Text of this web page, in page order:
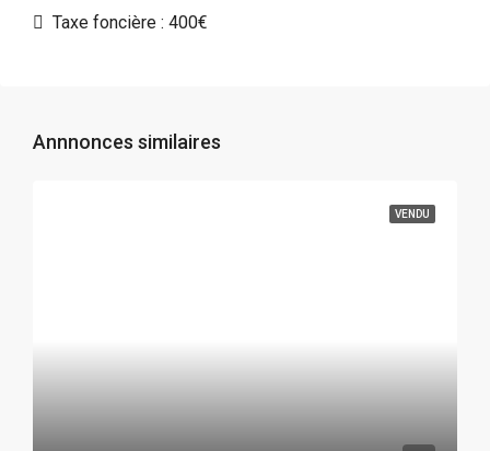
Taxe foncière : 400€
Annnonces similaires
VENDU